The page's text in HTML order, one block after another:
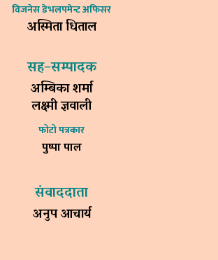
विजनेस डेभलपमेन्ट अफिसर
अस्मिता धिताल
सह–सम्पादक
अम्बिका शर्मा
लक्ष्मी ज्ञवाली
फोटो पत्रकार
पुष्पा पाल
संवाददाता
अनुप आचार्य